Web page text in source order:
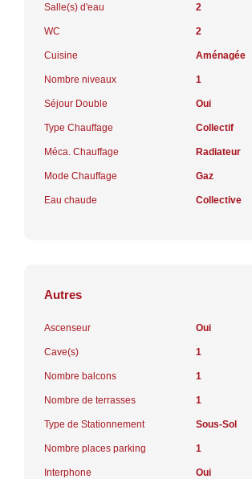
Salle(s) d'eau 2
WC 2
Cuisine Aménagée
Nombre niveaux 1
Séjour Double Oui
Type Chauffage Collectif
Méca. Chauffage Radiateur
Mode Chauffage Gaz
Eau chaude Collective
Autres
Ascenseur Oui
Cave(s) 1
Nombre balcons 1
Nombre de terrasses 1
Type de Stationnement Sous-Sol
Nombre places parking 1
Interphone Oui